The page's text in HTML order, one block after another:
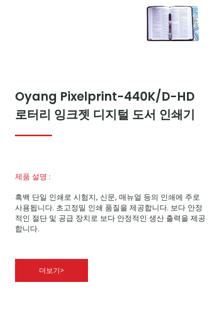
Oyang Pixelprint-440K/D-HD
로터리 잉크젯 디지털 도서 인쇄기
제품 설명 :
흑백 단일 인쇄로 시험지, 신문, 매뉴얼 등의 인쇄에 주로
사용됩니다. 초고정밀 인쇄 품질을 제공합니다. 보다 안정
적인 절단 및 공급 장치로 보다 안정적인 생산 출력을 제공
합니다.
더보기>